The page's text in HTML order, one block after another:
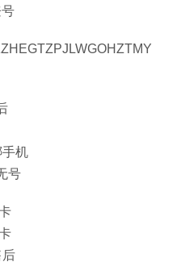
手机
号
后